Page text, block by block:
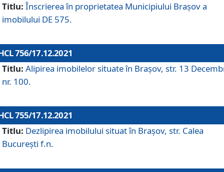
Titlu: Înscrierea în proprietatea Municipiului Brașov a
imobilului DE 575.
756/17.12.2021
Titlu: Alipirea imobilelor situate în Brașov, str. 13
nr. 100.
755/17.12.2021
Titlu: Dezlipirea imobilului situat în Brașov, str. Calea
București f.n.